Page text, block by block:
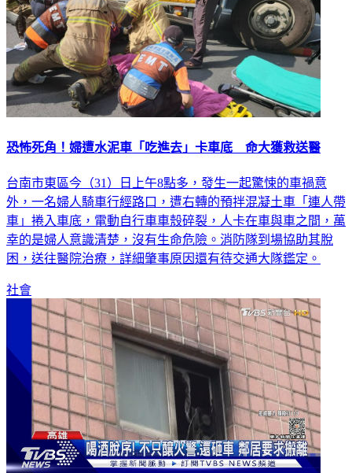
恐怖死角！婦遭水泥車「吃進去」卡車底 命大獲救送醫
台南市東區今（31）日上午8點多，發生一起驚悚的車禍意
外，一名婦人騎車行經路口，遭右轉的預拌混凝土車「連人帶
車」捲入車底，電動自行車車殼碎裂，人卡在車與車之間，萬
幸的是婦人意識清楚，沒有生命危險。消防隊到場協助其脫
困，送往醫院治療，詳細肇事原因還有待交通大隊鑑定。
社會